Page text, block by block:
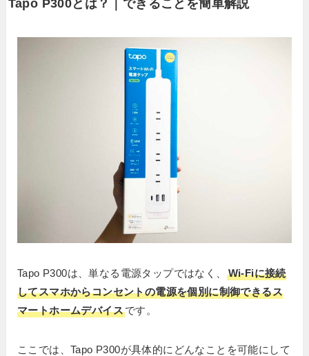
Tapo P300とは？｜できることを簡単解説
Tapo P300は、単なる電源タップではなく、
Wi-Fiに接続
してスマホからコンセントの電源を個別に制御できるス
マートホームデバイスです。
ここでは、Tapo P300が具体的にどんなことを可能にして